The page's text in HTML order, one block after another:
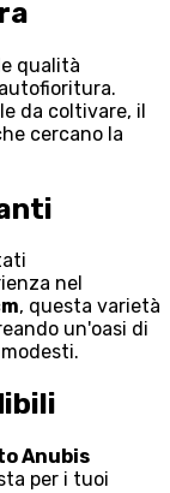
qualità
da coltivare, il
cercano la
nel
, questa varietà
un'oasi di
Anubis
per i tuoi